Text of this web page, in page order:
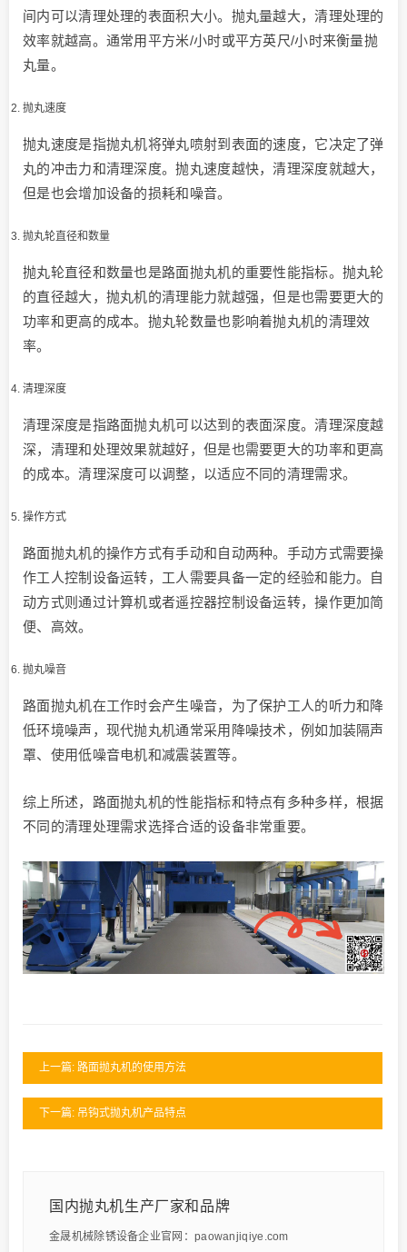
间内可以清理处理的表面积大小。抛丸量越大，清理处理的
效率就越高。通常用平方米/小时或平方英尺/小时来衡量抛
丸量。
抛丸速度
抛丸速度是指抛丸机将弹丸喷射到表面的速度，它决定了弹
丸的冲击力和清理深度。抛丸速度越快，清理深度就越大，
但是也会增加设备的损耗和噪音。
抛丸轮直径和数量
抛丸轮直径和数量也是路面抛丸机的重要性能指标。抛丸轮
的直径越大，抛丸机的清理能力就越强，但是也需要更大的
功率和更高的成本。抛丸轮数量也影响着抛丸机的清理效
率。
清理深度
清理深度是指路面抛丸机可以达到的表面深度。清理深度越
深，清理和处理效果就越好，但是也需要更大的功率和更高
的成本。清理深度可以调整，以适应不同的清理需求。
操作方式
路面抛丸机的操作方式有手动和自动两种。手动方式需要操
作工人控制设备运转，工人需要具备一定的经验和能力。自
动方式则通过计算机或者遥控器控制设备运转，操作更加简
便、高效。
抛丸噪音
路面抛丸机在工作时会产生噪音，为了保护工人的听力和降
低环境噪声，现代抛丸机通常采用降噪技术，例如加装隔声
罩、使用低噪音电机和减震装置等。
综上所述，路面抛丸机的性能指标和特点有多种多样，根据
不同的清理处理需求选择合适的设备非常重要。
上一篇: 路面抛丸机的使用方法
下一篇: 吊钩式抛丸机产品特点
国内抛丸机生产厂家和品牌
金晟机械除锈设备企业官网：paowanjiqiye.com